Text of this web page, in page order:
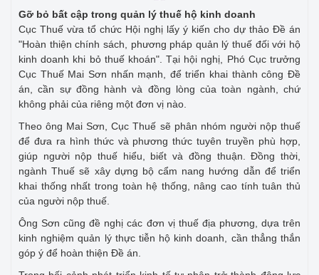
Gỡ bỏ bất cập trong quản lý thuế hộ kinh doanh
Cục Thuế vừa tổ chức Hội nghị lấy ý kiến cho dự thảo Đề án
"Hoàn thiện chính sách, phương pháp quản lý thuế đối với hộ
kinh doanh khi bỏ thuế khoán". Tại hội nghị, Phó Cục trưởng
Cục Thuế Mai Sơn nhấn mạnh, để triển khai thành công Đề
án, cần sự đồng hành và đồng lòng của toàn ngành, chứ
không phải của riêng một đơn vị nào.
Theo ông Mai Sơn, Cục Thuế sẽ phân nhóm người nộp thuế
để đưa ra hình thức và phương thức tuyên truyền phù hợp,
giúp người nộp thuế hiểu, biết và đồng thuận. Đồng thời,
ngành Thuế sẽ xây dựng bộ cẩm nang hướng dẫn để triển
khai thống nhất trong toàn hệ thống, nâng cao tính tuân thủ
của người nộp thuế.
Ông Sơn cũng đề nghị các đơn vị thuế địa phương, dựa trên
kinh nghiệm quản lý thực tiễn hộ kinh doanh, cần thẳng thắn
góp ý để hoàn thiện Đề án.